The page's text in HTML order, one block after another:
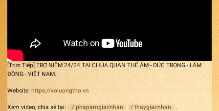
[Trực Tiếp] TRỢ NIỆM 24/24 TẠI CHÙA QUAN THẾ ÂM - ĐỨC TRỌNG - LÂM
ĐỒNG - VIỆT NAM.
Website: https://voluongtho.vn
Xem video, chia sẻ tại: / phapamgiacnhan / thaygiacnhan. .